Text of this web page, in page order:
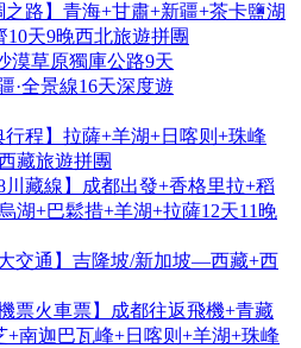
之路】青海+甘肅+新疆+茶卡鹽湖
10天9晚西北旅遊拼團
漠草原獨庫公路9天
·全景線16天深度遊
行程】拉薩+羊湖+日喀则+珠峰
藏旅遊拼團
川藏線】成都出發+香格里拉+稻
湖+巴鬆措+羊湖+拉薩12天11晚
交通】吉隆坡/新加坡—西藏+西
票火車票】成都往返飛機+青藏
+南迦巴瓦峰+日喀则+羊湖+珠峰